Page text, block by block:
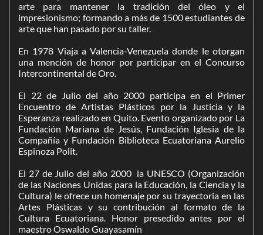
arte para mantener la tradición del óleo y el
impresionismo; formando a más de 1500 estudiantes de
arte que han pasado por su taller.
En 1978 Viaja a Valencia-Venezuela donde le otorgan
una mención de honor por participar en el Concurso
Intercontinental de Oro.
El 22 de Julio del año 2000 participa en el Primer
Encuentro de Artistas Plásticos por la Justicia y la
Esperanza realizado en Quito. Evento organizado por La
Fundación Mariana de Jesús, Fundación Iglesia de la
Compañía y Fundación Biblioteca Ecuatoriana Aurelio
Espinoza Polit.
El 27 de Julio del año 2000 la UNESCO (Organización
de las Naciones Unidas para la Educación, la Ciencia y la
Cultura) le ofrece un homenaje por su trayectoria en las
Artes Plásticas y su contribución al formato de la
Cultura Ecuatoriana. Honor presedido antes por el
maestro Oswaldo Guayasamín